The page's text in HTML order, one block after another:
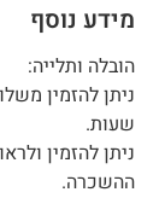
מידע נוסף
הובלה ותלייה:
שעות.
ניתן להזמין
ההשכרה.